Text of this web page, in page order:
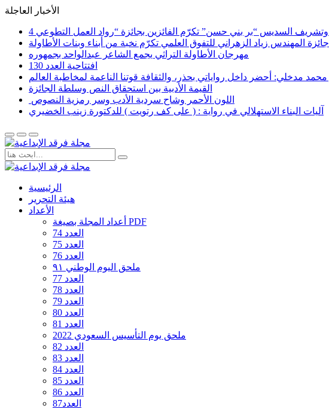
الأخبار العاجلة
جائزة المهندس زياد الزهراني للتفوق العلمي تكرّم نخبة من أبناء وبنات الأطاولة
مهرجان الأطاولة التراثي يجمع الشاعر عبدالواحد بجمهوره
افتتاحية العدد 130
القيمة الأدبية بين استحقاق النص وسلطة الجائزة
​ اللون الأحمر وشاح سردية الأدب وسر رمزية النصوص
آليات البناء الاستهلالي في رواية : ( على كف رتويت ) للدكتورة زينب الخضيري
الرئيسية
هيئة التحرير
الأعداد
أعداد المجلة بصيغة PDF
العدد 74
العدد 75
العدد 76
ملحق اليوم الوطني ٩١
العدد 77
العدد 78
العدد 79
العدد 80
العدد 81
ملحق يوم التأسيس السعودي 2022
العدد 82
العدد 83
العدد 84
العدد 85
العدد 86
العدد87